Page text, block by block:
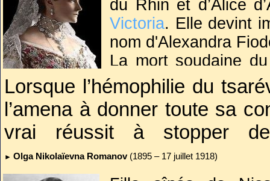
du Rhin et d’Alice
Victoria. Elle devint
nom d'Alexandra
La mort soudaine
mariage de l’héritier
accession au
lendemain,
princesse allemande
Sévèrement
entre autres, de
Lorsque l’hémophilie du
l’amena à donner toute sa
vrai réussit à stopper
S’accrochant à ce mage
► Olga Nikolaïevna Romanov (1895 – 17 juillet 1918)
Mais seul un décret
les autoriser être enterrés
restes d’Alexis et de Maria
tombe commune dans un
seraient-ils jamais réunis